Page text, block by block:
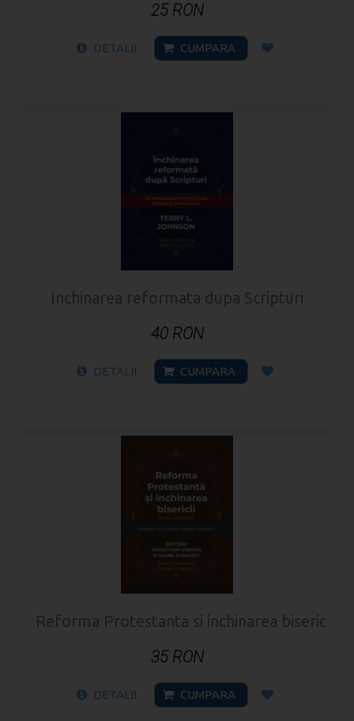
25 RON
DETALII CUMPARA
Inchinarea reformata dupa Scripturi
40 RON
DETALII CUMPARA
Reforma Protestanta si inchinarea bisericii
35 RON
DETALII CUMPARA